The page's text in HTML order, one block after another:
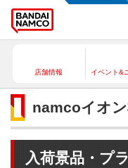
店舗情報 イベント&
namcoイオ
入荷景品・プ